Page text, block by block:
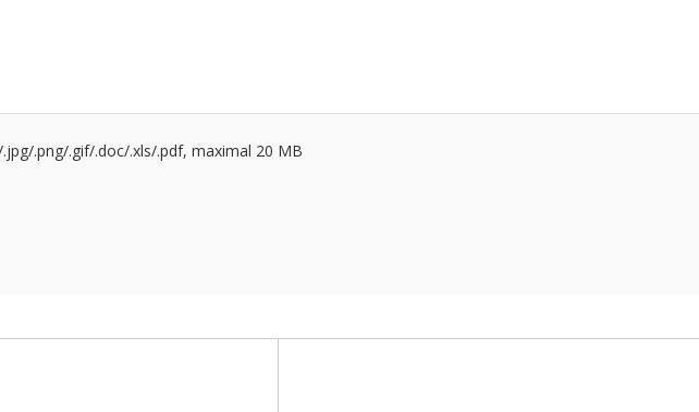
.png/.gif/.doc/.xls/.pdf, maximal 20 MB